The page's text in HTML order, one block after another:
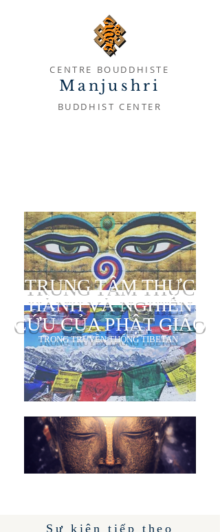
CENTRE BOUDDHISTE
Manjushri
BUDDHIST CENTER
TRUNG TÂM THỰC
HÀNH VÀ NGHIÊN
CỨU CỦA PHẬT GIÁO
TRONG TRUYỀN THỐNG TIBETAN
Sự kiện tiếp theo